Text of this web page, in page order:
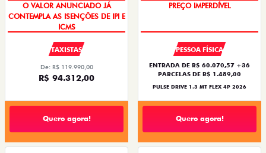
O VALOR ANUNCIADO JÁ
CONTEMPLA AS ISENÇÕES DE IPI E
ICMS
TAXISTAS
De: R$ 119.990,00
R$ 94.312,00
Quero agora!
PESSOA FÍSICA
ENTRADA DE R$ 60.070,57 +36
PARCELAS DE R$ 1.489,00
PULSE DRIVE 1.3 MT FLEX 4P 2026
Quero agora!